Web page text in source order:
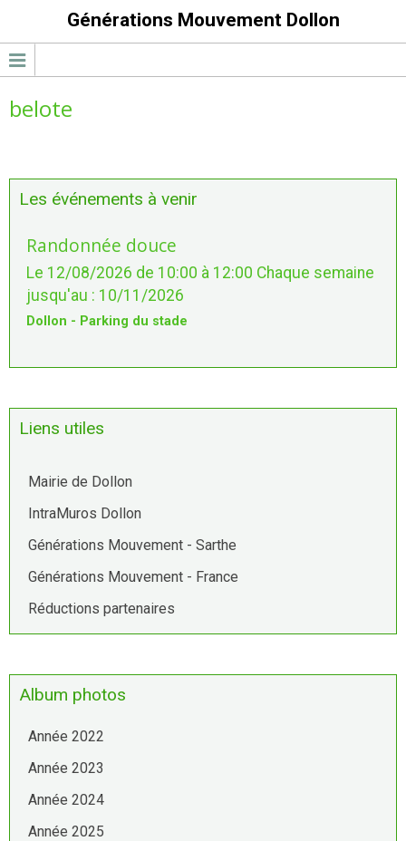
Générations Mouvement Dollon
belote
Les événements à venir
Randonnée douce
Le 12/08/2026 de 10:00 à 12:00 Chaque semaine
jusqu'au : 10/11/2026
Dollon - Parking du stade
Liens utiles
Mairie de Dollon
IntraMuros Dollon
Générations Mouvement - Sarthe
Générations Mouvement - France
Réductions partenaires
Album photos
Année 2022
Année 2023
Année 2024
Année 2025